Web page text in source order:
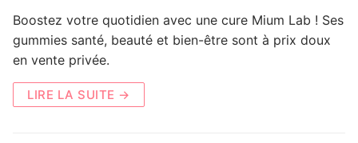
Boostez votre quotidien avec une cure Mium Lab ! Ses
gummies santé, beauté et bien-être sont à prix doux
en vente privée.
LIRE LA SUITE →